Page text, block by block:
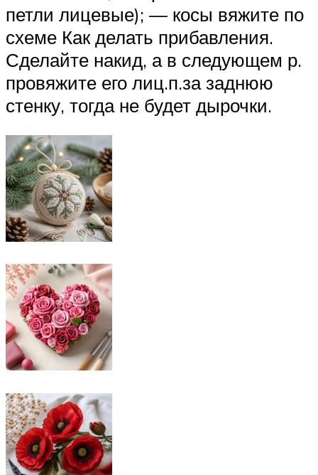
петли лицевые); — косы вяжите по
схеме Как делать прибавления.
Сделайте накид, а в следующем р.
провяжите его лиц.п.за заднюю
стенку, тогда не будет дырочки.